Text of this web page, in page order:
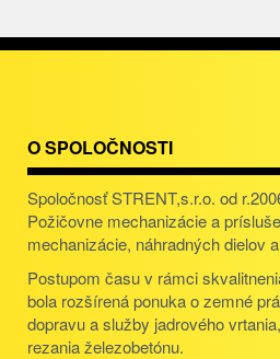
O SPOLOČNOSTI
Spoločnosť STRENT,s.r.o. od
Požičovne mechanizácie a
mechanizácie, náhradných dielov
Postupom času v rámci
bola rozšírená ponuka o zemné
dopravu a služby jadrového
rezania železobetónu.